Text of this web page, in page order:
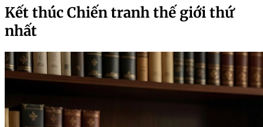
Kết thúc Chiến tranh thế giới thứ
nhất